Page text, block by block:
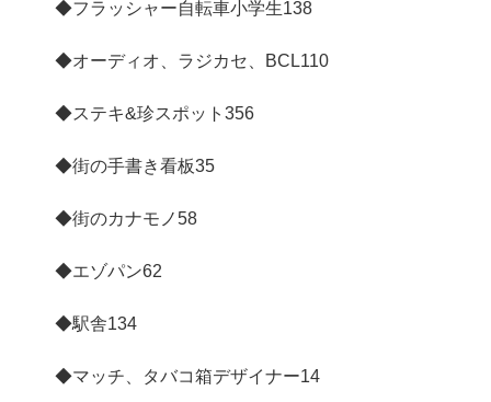
◆フラッシャー自転車小学生138
◆オーディオ、ラジカセ、BCL110
◆ステキ&珍スポット 356
◆街の手書き看板35
◆街のカナモノ58
◆エゾパン62
◆駅舎134
◆マッチ、タバコ箱デザイナー14